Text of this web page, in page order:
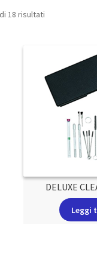
18 risultati
DELUXE
Leggi